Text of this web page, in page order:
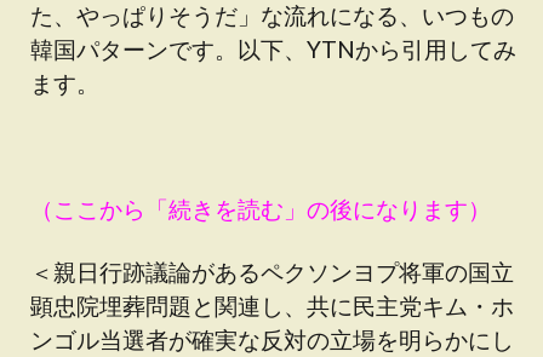
た、やっぱりそうだ」な流れになる、いつもの
韓国パターンです。以下、YTNから引用してみ
ます。
（ここから「続きを読む」の後になります）
＜親日行跡議論があるペクソンヨプ将軍の国立
顕忠院埋葬問題と関連し、共に民主党キム・ホ
ンゴル当選者が確実な反対の立場を明らかにし